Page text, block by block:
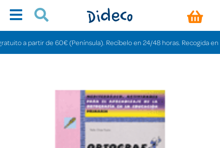
a partir de 60€ (Península). Recíbelo en 24/48 horas. Recogida en